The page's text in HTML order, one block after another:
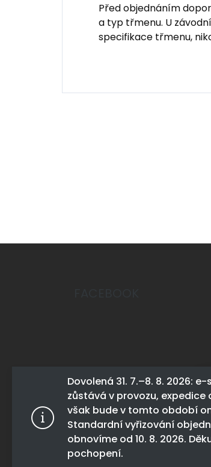
Dovolená 31. 7.–8. 8. 2026: e-
zůstává v provozu, expedice
však bude v tomto období
Standardní vyřizování
obnovíme od 10. 8. 2026.
pochopení.
Před objednáním
a typ třmenu. U
specifikace třmenu,